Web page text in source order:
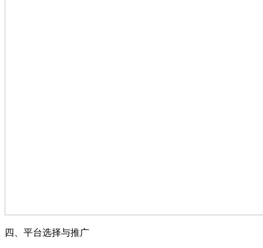
四、平台选择与推广